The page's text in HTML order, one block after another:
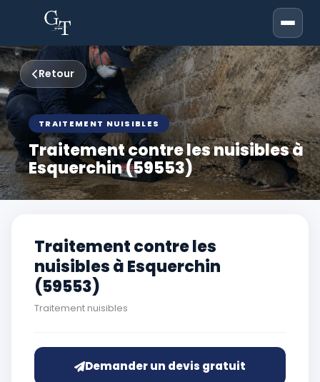
Retour
TRAITEMENT NUISIBLES
Traitement contre les nuisibles à
Esquerchin (59553)
Traitement contre les
nuisibles à Esquerchin
(59553)
Traitement nuisibles
Demander un devis gratuit